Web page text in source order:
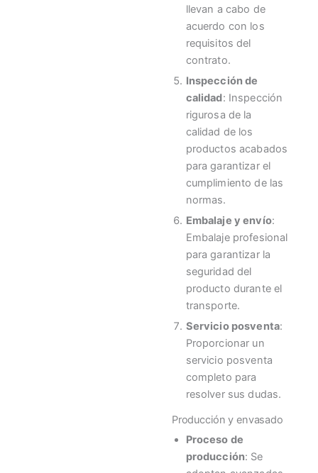
llevan a cabo de
acuerdo con los
requisitos del
contrato.
Inspección de
calidad: Inspección
rigurosa de la
calidad de los
productos acabados
para garantizar el
cumplimiento de las
normas.
Embalaje y envío:
Embalaje profesional
para garantizar la
seguridad del
producto durante el
transporte.
Servicio posventa:
Proporcionar un
servicio posventa
completo para
resolver sus dudas.
Producción y envasado
Proceso de
producción: Se